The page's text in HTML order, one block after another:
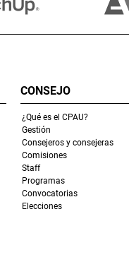
CONSEJO
¿Qué es el CPAU?
Gestión
Consejeros y consejeras
Comisiones
Staff
Programas
Convocatorias
Elecciones